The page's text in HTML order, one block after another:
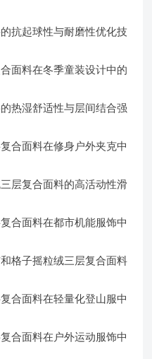
抗起球性与耐磨性优化技
面料在冬季童装设计中的
热湿舒适性与层间结合强
合面料在修身户外夹克中
层复合面料的高活动性滑
合面料在都市机能服饰中
格子摇粒绒三层复合面料
合面料在轻量化登山服中
合面料在户外运动服饰中